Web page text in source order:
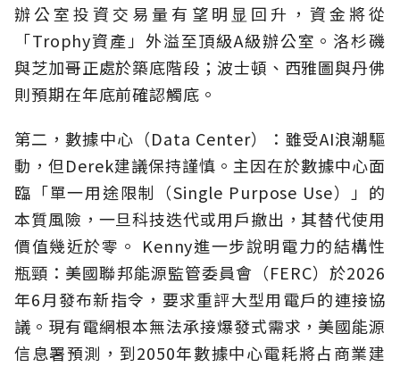
辦公室投資交易量有望明显回升，資金將從
「Trophy資產」外溢至頂級A級辦公室。洛杉磯
與芝加哥正處於築底階段；波士頓、西雅圖與丹佛
則預期在年底前確認觸底。
第二，數據中心（Data Center）：雖受AI浪潮驅
動，但Derek建議保持謹慎。主因在於數據中心面
臨「單一用途限制（Single Purpose Use）」的
本質風險，一旦科技迭代或用戶撤出，其替代使用
價值幾近於零。 Kenny進一步說明電力的結構性
瓶頸：美國聯邦能源監管委員會（FERC）於2026
年6月發布新指令，要求重評大型用電戶的連接協
議。現有電網根本無法承接爆發式需求，美國能源
信息署預測，到2050年數據中心電耗將占商業建